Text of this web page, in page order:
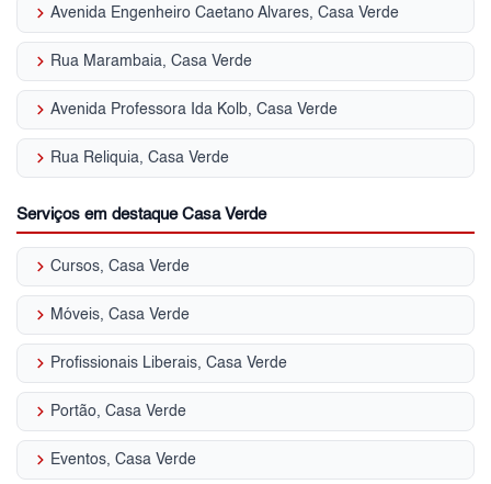
keyboard_arrow_right Avenida Engenheiro Caetano Alvares, Casa Verde
keyboard_arrow_right Rua Marambaia, Casa Verde
keyboard_arrow_right Avenida Professora Ida Kolb, Casa Verde
keyboard_arrow_right Rua Reliquia, Casa Verde
Serviços em destaque Casa Verde
keyboard_arrow_right Cursos, Casa Verde
keyboard_arrow_right Móveis, Casa Verde
keyboard_arrow_right Profissionais Liberais, Casa Verde
keyboard_arrow_right Portão, Casa Verde
keyboard_arrow_right Eventos, Casa Verde